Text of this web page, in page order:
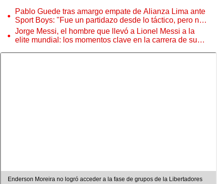
Pablo Guede tras amargo empate de Alianza Lima ante
Sport Boys: "Fue un partidazo desde lo táctico, pero no
jugamos bien"
Jorge Messi, el hombre que llevó a Lionel Messi a la
elite mundial: los momentos clave en la carrera de su
Enderson Moreira no logró acceder a la fase de grupos de la Libertadores